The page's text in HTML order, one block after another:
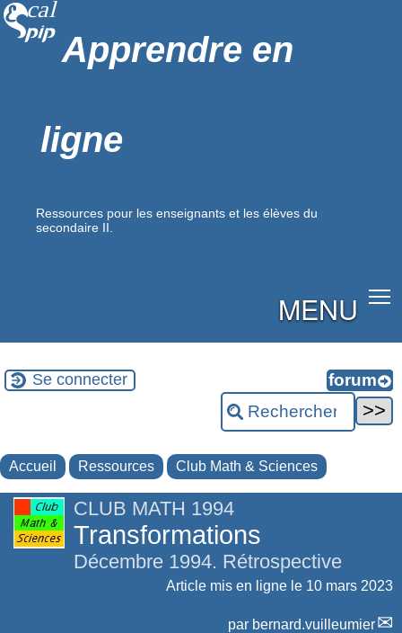
Apprendre en
ligne
Ressources pour les enseignants et les élèves du
secondaire II.
MENU
Se connecter
Accueil Ressources Club Math & Sciences
CLUB MATH 1994
Transformations
Décembre 1994. Rétrospective
Article mis en ligne le 10 mars 2023
par bernard.vuilleumier